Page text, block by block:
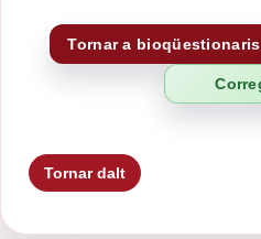
Tornar a bioqüestionaris
Tornar dalt